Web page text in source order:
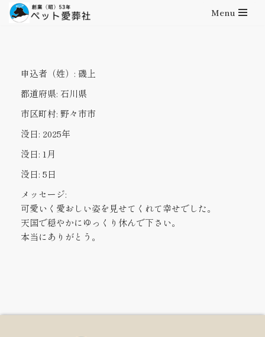
Menu
申込者（姓）: 磯上
都道府県: 石川県
市区町村: 野々市市
没日: 2025年
没日: 1月
没日: 5日
メッセージ:
可愛いく愛おしい姿を見せてくれて幸せでした。
天国で穏やかにゆっくり休んで下さい。
本当にありがとう。